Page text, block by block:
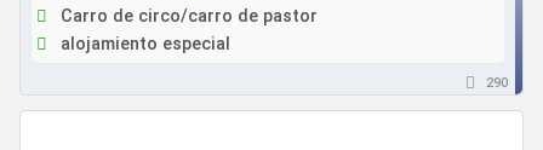
Carro de circo/carro de pastor
alojamiento especial
290